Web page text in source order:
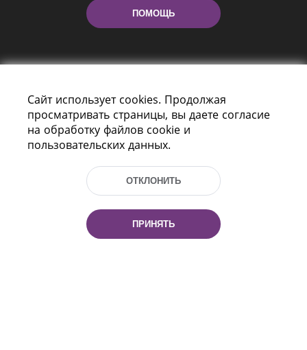
ПОМОЩЬ
Пр-т Независимости 116
Тел.: (+375 17) 368 37 37, Факс: (+375 17)
Сайт использует cookies. Продолжая
просматривать страницы, вы даете согласие
на обработку файлов cookie и
пользовательских данных.
ОТКЛОНИТЬ
ПРИНЯТЬ